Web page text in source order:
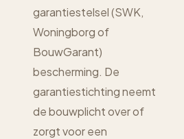
garantiestelsel (SWK,
Woningborg of
BouwGarant)
bescherming. De
garantiestichting neemt
de bouwplicht over of
zorgt voor een